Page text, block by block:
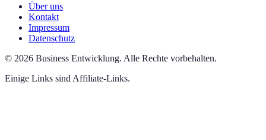
Über uns
Kontakt
Impressum
Datenschutz
© 2026 Business Entwicklung. Alle Rechte vorbehalten.
Einige Links sind Affiliate-Links.